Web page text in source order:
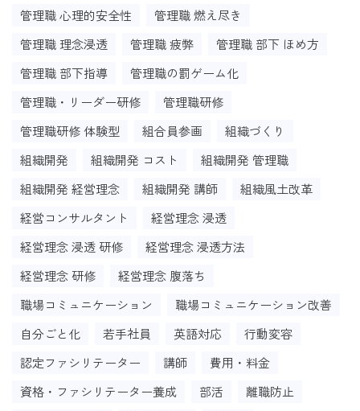
管理職 心理的安全性
管理職 燃え尽き
管理職 理念浸透
管理職 疲弊
管理職 部下 ほめ方
管理職 部下指導
管理職の罰ゲーム化
管理職・リーダー研修
管理職研修
管理職研修 体験型
組合員参画
組織づくり
組織開発
組織開発 コスト
組織開発 管理職
組織開発 経営理念
組織開発 講師
組織風土改革
経営コンサルタント
経営理念 浸透
経営理念 浸透 研修
経営理念 浸透方法
経営理念 研修
経営理念 腹落ち
職場コミュニケーション
職場コミュニケーション改善
自分ごと化
若手社員 英語対応
行動変容
認定ファシリテーター
講師
費用・料金
資格・ファシリテーター養成
部活
離職防止